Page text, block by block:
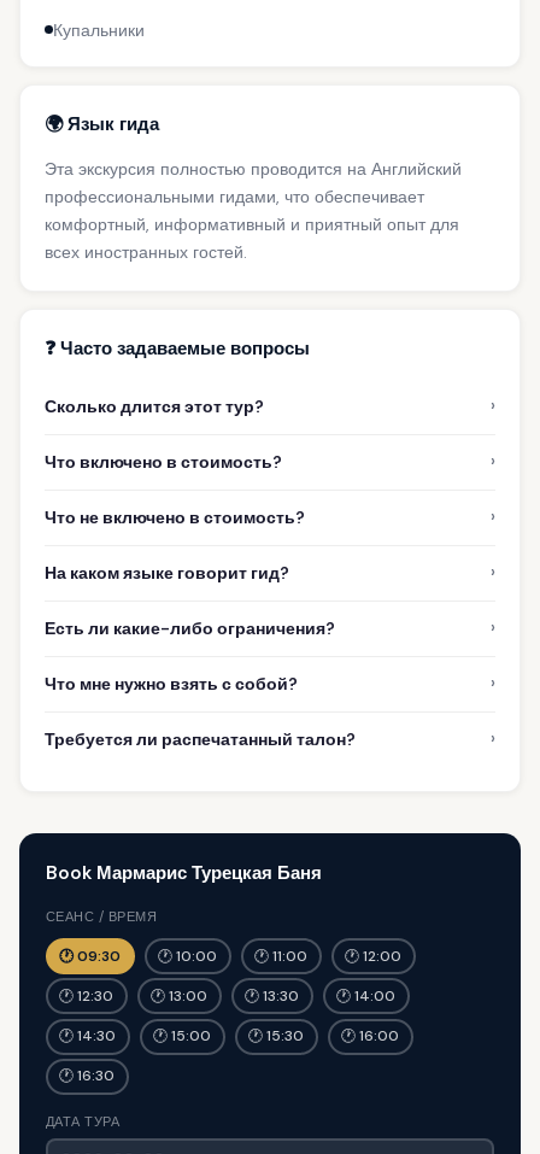
Купальники
🌍 Язык гида
Эта экскурсия полностью проводится на Английский
профессиональными гидами, что обеспечивает
комфортный, информативный и приятный опыт для
всех иностранных гостей.
❓ Часто задаваемые вопросы
Сколько длится этот тур? ›
Что включено в стоимость? ›
Что не включено в стоимость? ›
На каком языке говорит гид? ›
Есть ли какие-либо ограничения? ›
Что мне нужно взять с собой? ›
Требуется ли распечатанный талон? ›
Book Мармарис Турецкая Баня
СЕАНС / ВРЕМЯ
🕐 09:30 🕐 10:00 🕐 11:00 🕐 12:00
🕐 12:30 🕐 13:00 🕐 13:30 🕐 14:00
🕐 14:30 🕐 15:00 🕐 15:30 🕐 16:00
🕐 16:30
ДАТА ТУРА